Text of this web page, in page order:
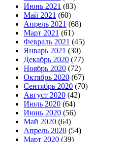
Июнь 2021 (83)
Май 2021 (60)
Апрель 2021 (68)
Март 2021 (61)
Февраль 2021 (45)
Январь 2021 (30)
Декабрь 2020 (77)
Ноябрь 2020 (72)
Октябрь 2020 (67)
Сентябрь 2020 (70)
Август 2020 (42)
Июль 2020 (64)
Июнь 2020 (56)
Май 2020 (64)
Апрель 2020 (54)
Март 2020 (39)